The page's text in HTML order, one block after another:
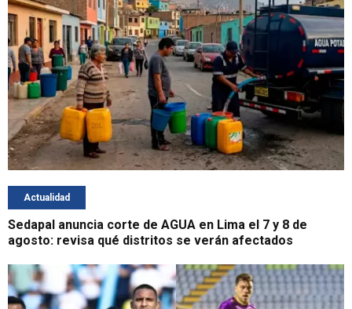
Actualidad
Sedapal anuncia corte de AGUA en Lima el 7 y 8 de
agosto: revisa qué distritos se verán afectados